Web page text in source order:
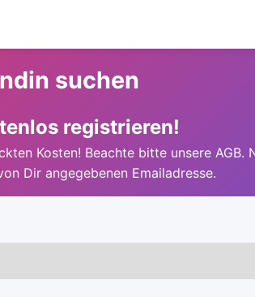
suchen
registrieren!
Kosten! Beachte bitte unsere
Dir angegebenen Emailadresse.